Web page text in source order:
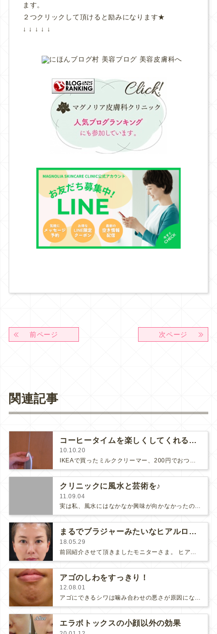
ます。
２つクリックして頂けると励みになります★
↓ ↓ ↓ ↓ ↓
前ページ 次ページ
関連記事
コーヒータイムを楽しくしてくれるグッズ
10.10.20
IKEAで買ったミルククリーマー、200円でおつりがくる値段なのに...簡単に細かい泡が立って、美味しいカプチーノができちゃい…
クリニックに風水と芸術を♪
11.09.04
実は私、風水にはなかなか興味が向かなかったのですが、親しくさせて頂いている風水の先生が、クリニックにいらっしゃるたびに「あれはこ…
まるでブラジャーみたいなヒアルロン酸
18.05.29
アゴのしわをすっきり！
12.08.01
アゴにできるシワは噛み合わせの悪さが原因になっていることが多く、自然とアゴに力が入ってシワができます。アゴに力が入ると、本来の…
エラボトックスの小顔以外の効果